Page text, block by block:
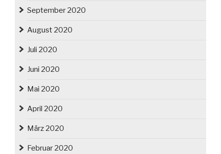
September 2020
August 2020
Juli 2020
Juni 2020
Mai 2020
April 2020
März 2020
Februar 2020